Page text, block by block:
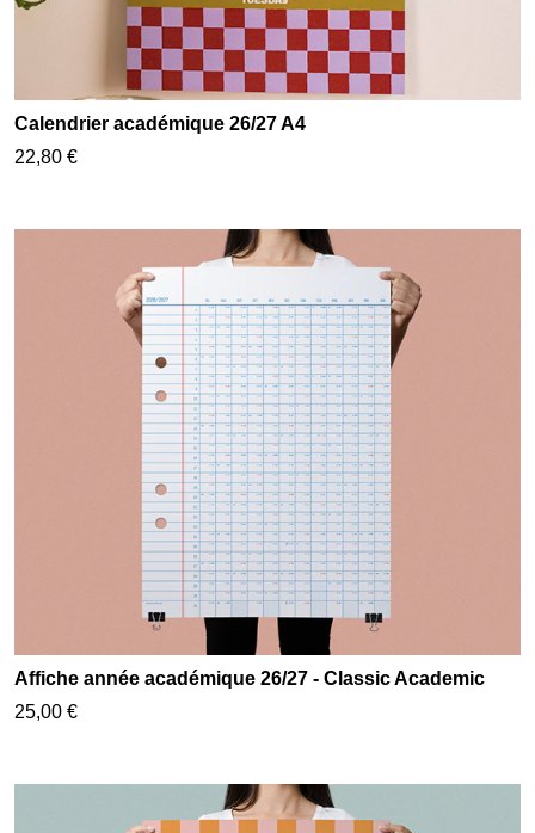
Calendrier académique 26/27 A4
22,80 €
Affiche année académique 26/27 - Classic Academic
25,00 €